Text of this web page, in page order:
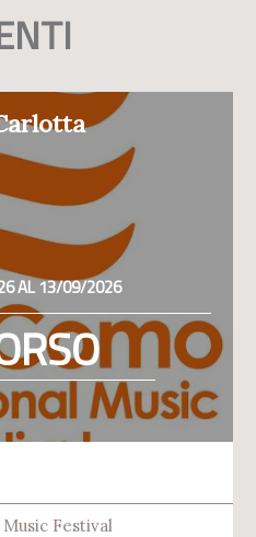
AL 13/09/2026
Festival